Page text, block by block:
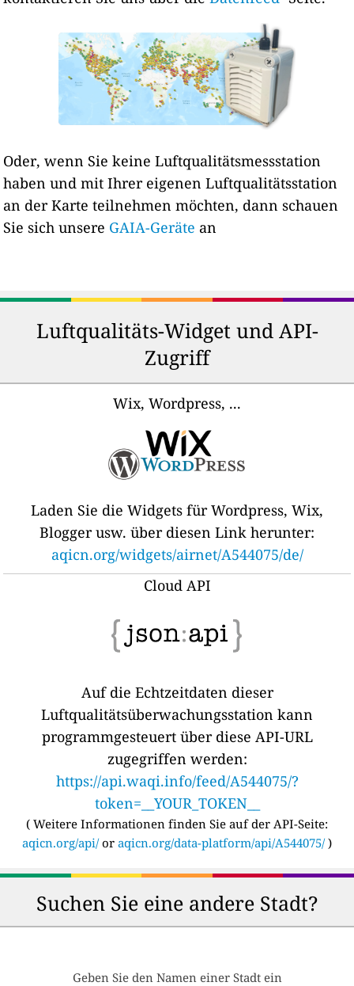
Oder, wenn Sie keine Luftqualitätsmessstation
haben und mit Ihrer eigenen Luftqualitätsstation
an der Karte teilnehmen möchten, dann schauen
Sie sich unsere GAIA-Geräte an
Luftqualitäts-Widget und API-
Zugriff
Wix, Wordpress, ...
Laden Sie die Widgets für Wordpress, Wix,
Blogger usw. über diesen Link herunter:
aqicn.org/widgets/airnet/A544075/de/
Cloud API
Auf die Echtzeitdaten dieser
Luftqualitätsüberwachungsstation kann
programmgesteuert über diese API-URL
zugegriffen werden:
https://api.waqi.info/feed/A544075/?
token=__YOUR_TOKEN__
( Weitere Informationen finden Sie auf der API-Seite:
aqicn.org/api/or aqicn.org/data-platform/api/A544075/)
Suchen Sie eine andere Stadt?
Geben Sie den Namen einer Stadt ein